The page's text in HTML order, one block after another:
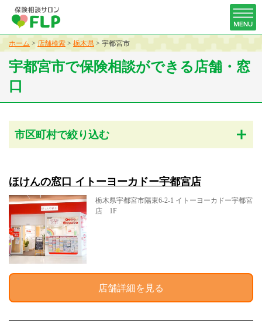
ホーム > 店舗検索 > 栃木県 > 宇都宮市
宇都宮市で保険相談ができる店舗・窓
口
市区町村で絞り込む
ほけんの窓口 イトーヨーカドー宇都宮店
栃木県宇都宮市陽東6-2-1 イトーヨーカドー宇都宮
店 1F
店舗詳細を見る